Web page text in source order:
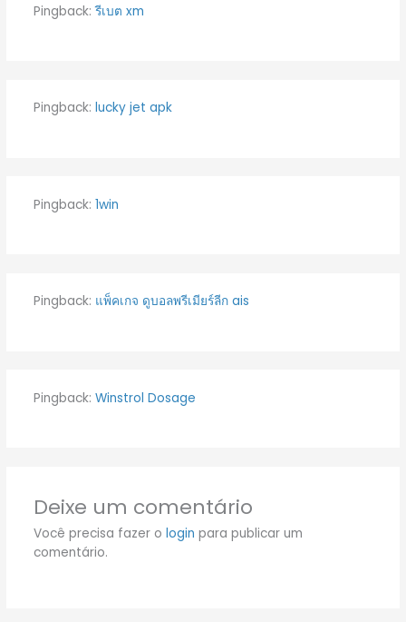
Pingback:รีเบต xm
Pingback: lucky jet apk
Pingback: 1win
Pingback: แพ็คเกจ ดูบอลพรีเมียร์ลีก ais
Pingback: Winstrol Dosage
Deixe um comentário
Você precisa fazer o login para publicar um
comentário.